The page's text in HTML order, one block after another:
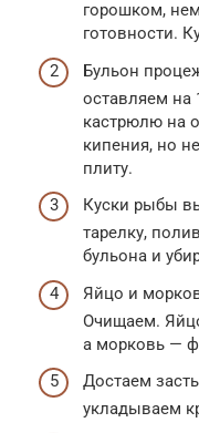
горошком,
готовности.
Бульон
оставляем на
кастрюлю на
кипения, но
плиту.
Куски рыбы
тарелку,
бульона и
Яйцо и
Очищаем.
а морковь —
Достаем
укладываем